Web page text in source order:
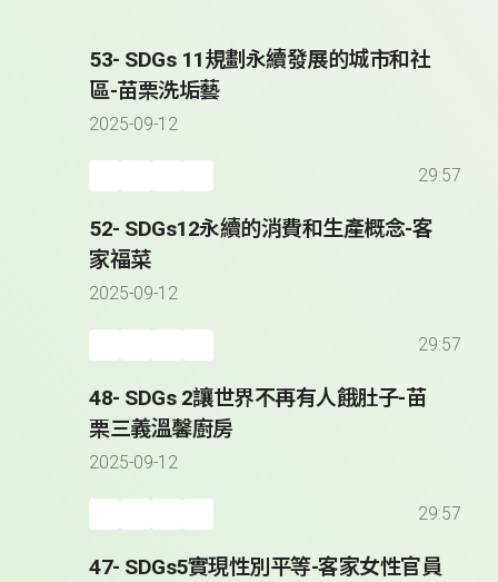
53- SDGs 11規劃永續發展的城市和社
區-苗栗洗垢藝
2025-09-12
29:57
52- SDGs12永續的消費和生產概念-客
家福菜
2025-09-12
29:57
48- SDGs 2讓世界不再有人餓肚子-苗
栗三義溫馨廚房
2025-09-12
29:57
47- SDGs5實現性別平等-客家女性官員